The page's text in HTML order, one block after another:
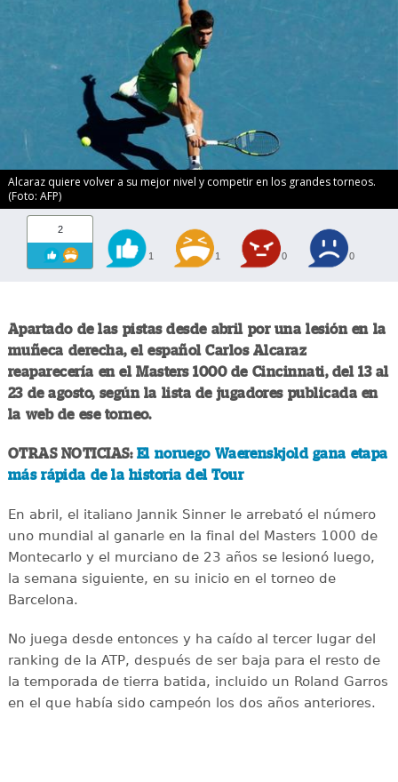
Alcaraz quiere volver a su mejor nivel y competir en los grandes torneos.
(Foto: AFP)
2
1 1 0 0
Apartado de las pistas desde abril por una lesión en la
muñeca derecha, el español Carlos Alcaraz
reaparecería en el Masters 1000 de Cincinnati, del 13 al
23 de agosto, según la lista de jugadores publicada en
la web de ese torneo.
OTRAS NOTICIAS: El noruego Waerenskjold gana etapa
más rápida de la historia del Tour
En abril, el italiano Jannik Sinner le arrebató el número
uno mundial al ganarle en la final del Masters 1000 de
Montecarlo y el murciano de 23 años se lesionó luego,
la semana siguiente, en su inicio en el torneo de
Barcelona.
No juega desde entonces y ha caído al tercer lugar del
ranking de la ATP, después de ser baja para el resto de
la temporada de tierra batida, incluido un Roland Garros
en el que había sido campeón los dos años anteriores.